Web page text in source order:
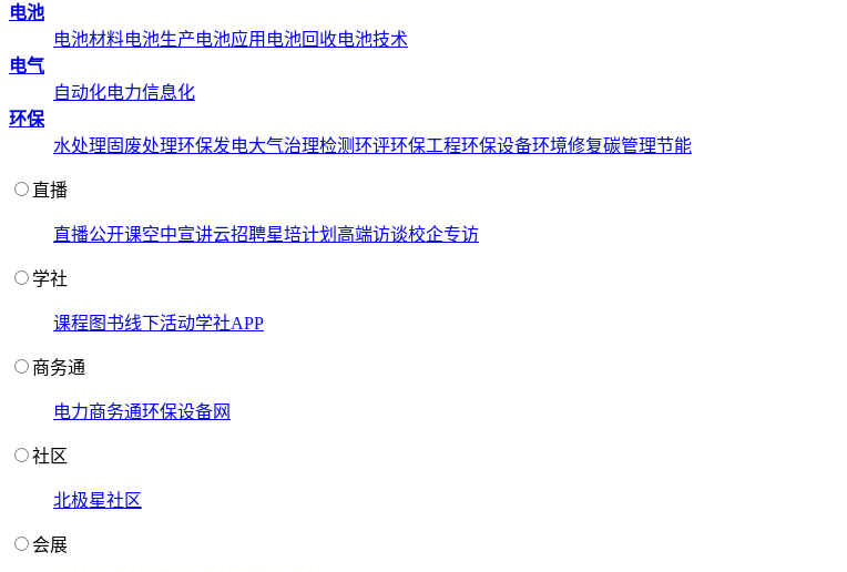
电池
电池材料电池生产电池应用 电池回收电池技术
电气
自动化电力信息化
环保
水处理 固废处理环保发电大气治理检测环评环保工程环保设备环境修复碳管理节能
直播
直播公开课空中宣讲云招聘星培计划 高端访谈校企专访
学社
课程 图书线下活动学社APP
商务通
电力商务通环保设备网
社区
北极星社区
会展